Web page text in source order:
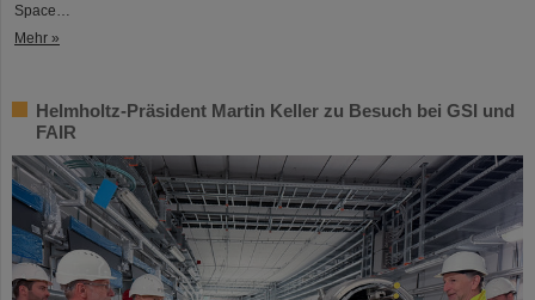
Space…
Mehr »
Helmholtz-Präsident Martin Keller zu Besuch bei GSI und
FAIR